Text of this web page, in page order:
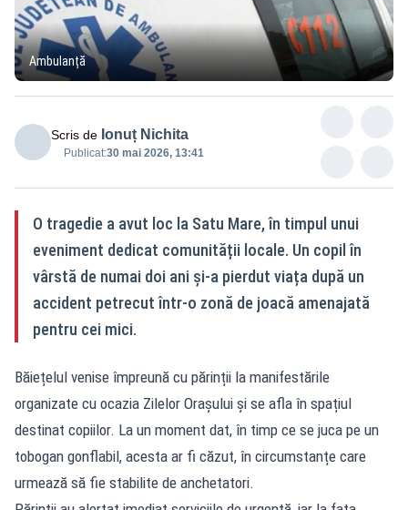
Ambulanță
Scris de Ionuț Nichita
Publicat:30 mai 2026, 13:41
O tragedie a avut loc la Satu Mare, în timpul unui
eveniment dedicat comunității locale. Un copil în
vârstă de numai doi ani și-a pierdut viața după un
accident petrecut într-o zonă de joacă amenajată
pentru cei mici.
Băiețelul venise împreună cu părinții la manifestările
organizate cu ocazia Zilelor Orașului și se afla în spațiul
destinat copiilor. La un moment dat, în timp ce se juca pe un
tobogan gonflabil, acesta ar fi căzut, în circumstanțe care
urmează să fie stabilite de anchetatori.